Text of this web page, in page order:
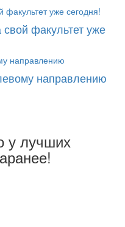
факультет уже
направлению
у лучших